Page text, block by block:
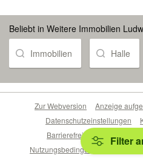
Beliebt in Weitere Immobilien
Immobilien Halle
Filter
Zur Webversion Anzeige
Datenschutzeinstellungen
Barrierefreiheitserklärung
Nutzungsbedingungen